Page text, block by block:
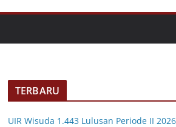
TERBARU
UIR Wisuda 1.443 Lulusan Periode II